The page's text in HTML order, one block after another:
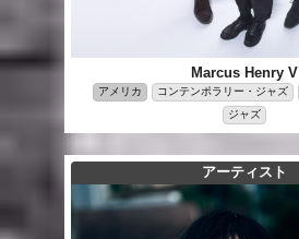
Marcus Henry V
アメリカ コンテンポラリー・ジャズ
ジャズ
アーティスト